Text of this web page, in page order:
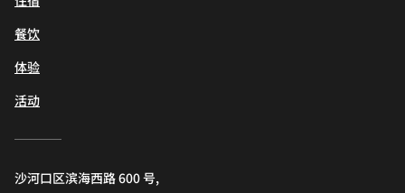
餐饮
体验
活动
沙河口区滨海西路 600 号,